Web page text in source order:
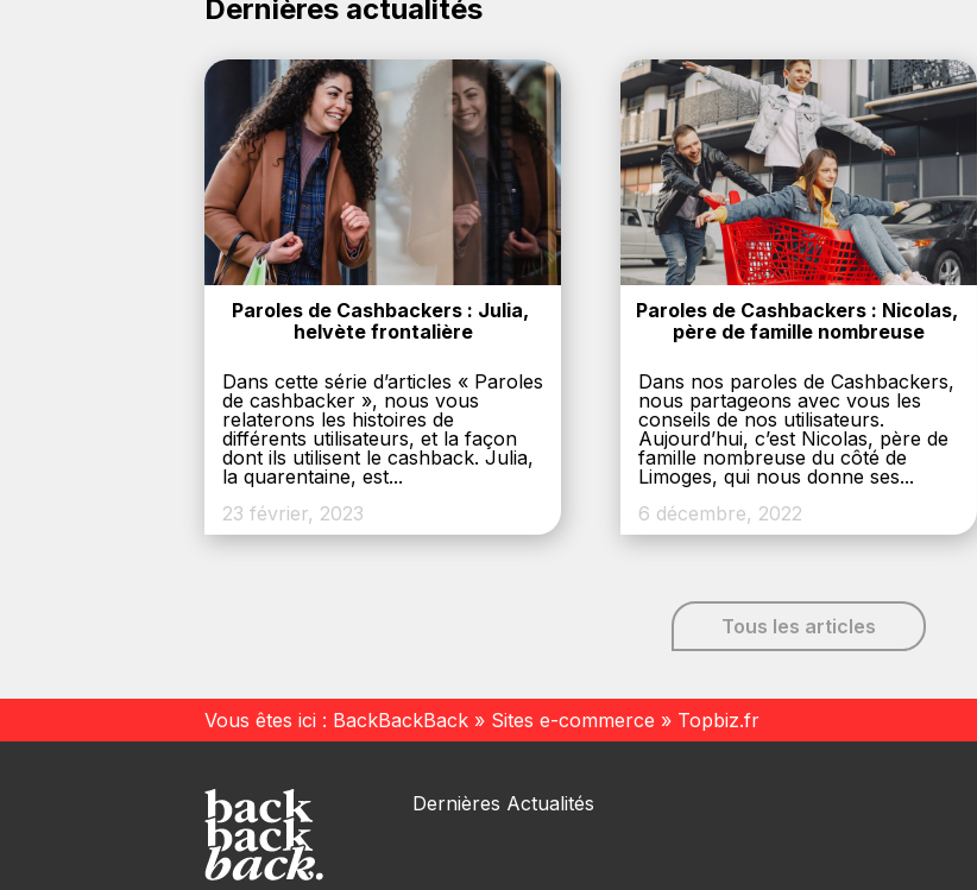
Dernières actualités
Paroles de Cashbackers : Julia,
helvète frontalière
Dans cette série d’articles « Paroles
de cashbacker », nous vous
relaterons les histoires de
différents utilisateurs, et la façon
dont ils utilisent le cashback. Julia,
la quarentaine, est...
23 février, 2023
Paroles de Cashbackers : Nicolas,
père de famille nombreuse
Dans nos paroles de Cashbackers,
nous partageons avec vous les
conseils de nos utilisateurs.
Aujourd’hui, c’est Nicolas, père de
famille nombreuse du côté de
Limoges, qui nous donne ses...
6 décembre, 2022
Tous les articles
Vous êtes ici : BackBackBack » Sites e-commerce » Topbiz.fr
Dernières Actualités